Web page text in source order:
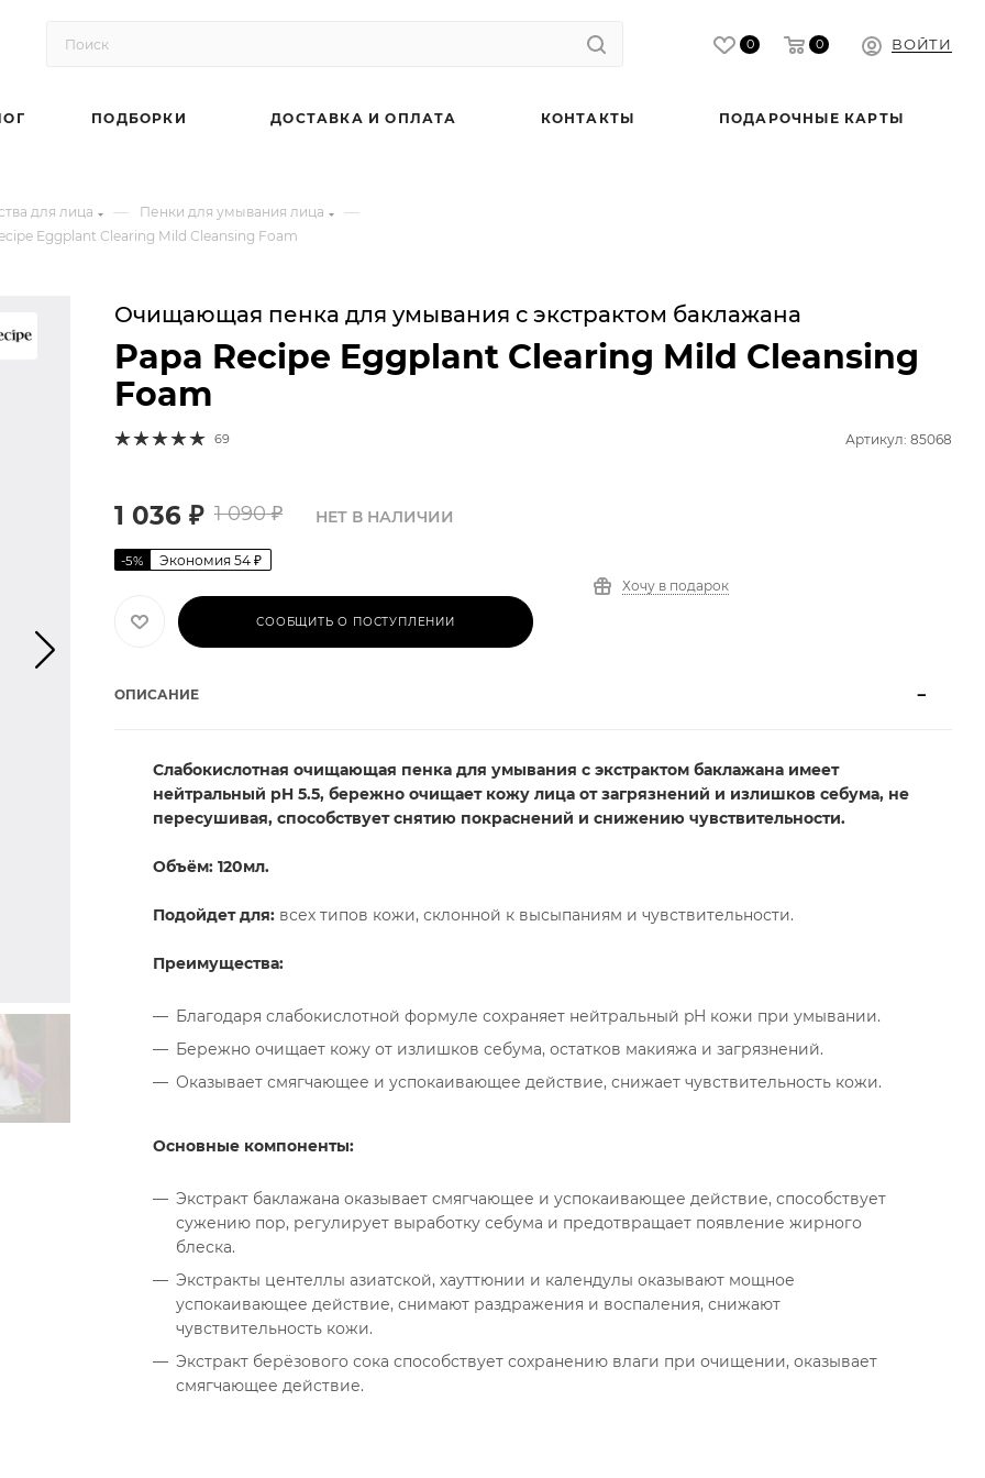
0 0 ВОЙТИ
ПОДБОРКИ ДОСТАВКА И ОПЛАТА КОНТАКТЫ ПОДАРОЧНЫЕ КАРТЫ
для лица — Пенки для умывания лица —
Eggplant Clearing Mild Cleansing Foam
Очищающая пенка для умывания с экстрактом баклажана
Papa Recipe Eggplant Clearing Mild Cleansing
Foam
69 Артикул: 85068
1 036 ₽ 1 090₽
-5% Экономия 54 ₽
НЕТ В НАЛИЧИИ
СООБЩИТЬ О ПОСТУПЛЕНИИ
Хочу в подарок
ОПИСАНИЕ
Слабокислотная очищающая пенка для умывания с экстрактом баклажана имеет
нейтральный pH 5.5, бережно очищает кожу лица от загрязнений и излишков себума, не
пересушивая, способствует снятию покраснений и снижению чувствительности.
Объём: 120мл.
Подойдет для: всех типов кожи, склонной к высыпаниям и чувствительности.
Преимущества:
Благодаря слабокислотной формуле сохраняет нейтральный pH кожи при умывании.
Бережно очищает кожу от излишков себума, остатков макияжа и загрязнений.
Оказывает смягчающее и успокаивающее действие, снижает чувствительность кожи.
Основные компоненты:
Экстракт баклажана оказывает смягчающее и успокаивающее действие, способствует
сужению пор, регулирует выработку себума и предотвращает появление жирного
блеска.
Экстракты центеллы азиатской, хауттюнии и календулы оказывают мощное
успокаивающее действие, снимают раздражения и воспаления, снижают
чувствительность кожи.
Экстракт берёзового сока способствует сохранению влаги при очищении, оказывает
смягчающее действие.